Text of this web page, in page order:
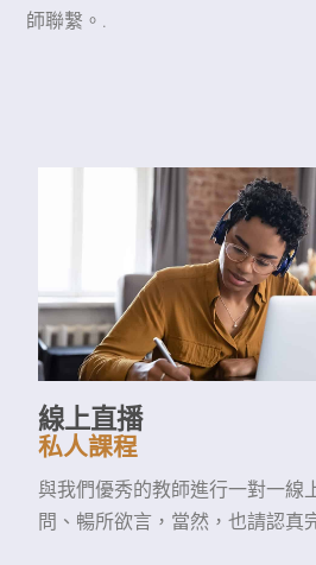
師聯繫。.
線上直播
私人課程
與我們優秀的教師進行一對一線
問、暢所欲言，當然，也請認真